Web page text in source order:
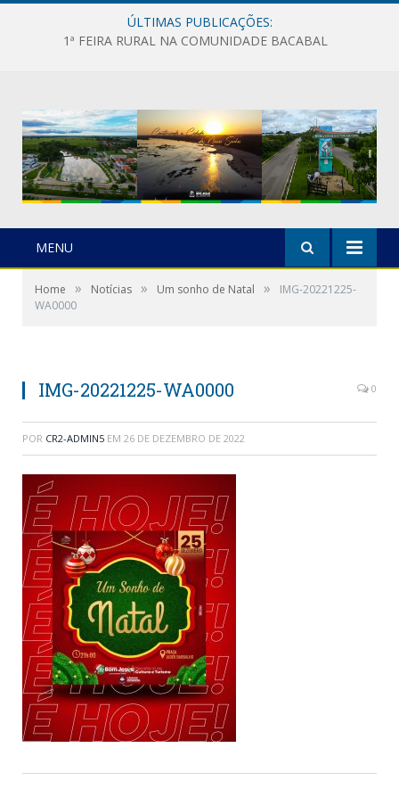
ÚLTIMAS PUBLICAÇÕES:
1ª FEIRA RURAL NA COMUNIDADE BACABAL
MENU
Home » Notícias » Um sonho de Natal »
IMG-20221225-
WA0000
IMG-20221225-WA0000 0
POR CR2-ADMIN5 EM 26 DE DEZEMBRO DE 2022